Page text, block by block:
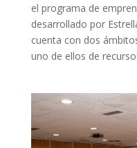
el programa de
desarrollado por
cuenta con dos
uno de ellos de